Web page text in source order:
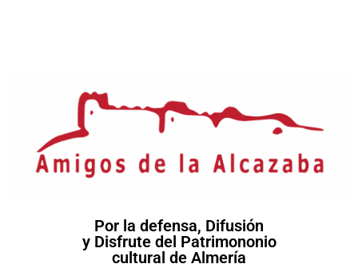
Por la defensa, Difusión
y Disfrute del Patrimononio
cultural de Almería